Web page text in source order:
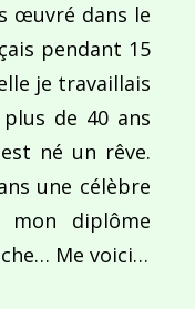
œuvré dans le
pendant 15
je travaillais
de 40 ans
est né un rêve.
une célèbre
mon diplôme
Me voici…